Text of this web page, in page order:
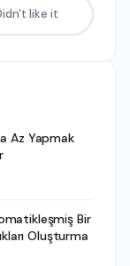
like it
Az Yapmak
Bir
Oluşturma